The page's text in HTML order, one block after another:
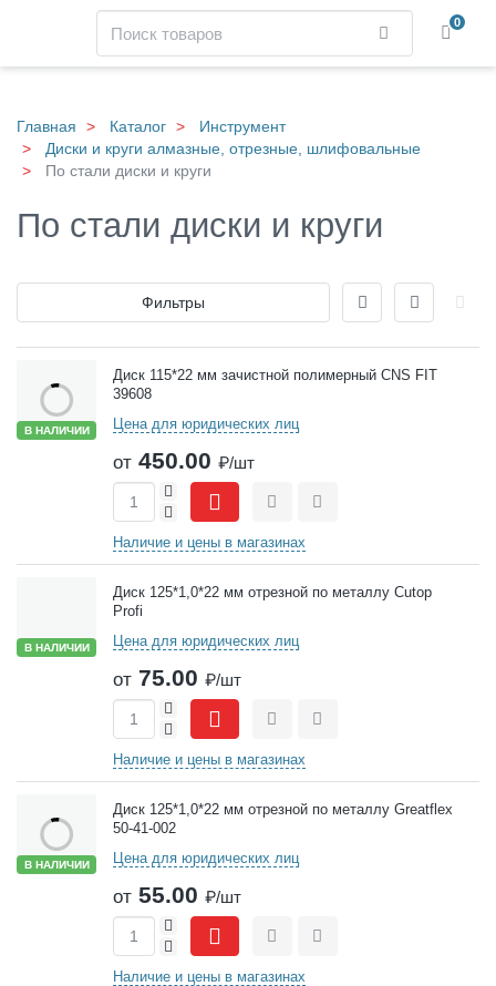
main
content
Найти 0
Главная Каталог
Инструмент
Диски и круги алмазные, отрезные, шлифовальные
По стали диски и круги
По стали диски и круги
Фильтры
В НАЛИЧИИ
Диск 115*22 мм зачистной полимерный CNS FIT
39608
Цена для юридических лиц
от 450.00 ₽/шт
-
+
СравнитьОтложить
Наличие и цены в магазинах
В НАЛИЧИИ
Диск 125*1,0*22 мм отрезной по металлу Cutop
Profi
Цена для юридических лиц
от 75.00 ₽/шт
-
+
СравнитьОтложить
Наличие и цены в магазинах
В НАЛИЧИИ
Диск 125*1,0*22 мм отрезной по металлу Greatflex
50-41-002
Цена для юридических лиц
от 55.00 ₽/шт
-
+
СравнитьОтложить
Наличие и цены в магазинах